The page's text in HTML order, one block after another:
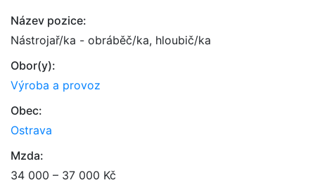
Název pozice:
Nástrojař/ka - obráběč/ka, hloubič/ka
Obor(y):
Výroba a provoz
Obec:
Ostrava
Mzda:
34 000 – 37 000 Kč